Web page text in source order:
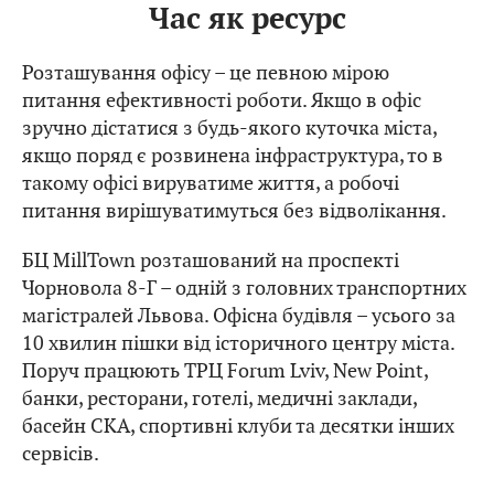
Час як ресурс
Розташування офісу – це певною мірою
питання ефективності роботи. Якщо в офіс
зручно дістатися з будь-якого куточка міста,
якщо поряд є розвинена інфраструктура, то в
такому офісі вируватиме життя, а робочі
питання вирішуватимуться без відволікання.
БЦ MillTown розташований на проспекті
Чорновола 8-Г – одній з головних транспортних
магістралей Львова. Офісна будівля – усього за
10 хвилин пішки від історичного центру міста.
Поруч працюють ТРЦ Forum Lviv, New Point,
банки, ресторани, готелі, медичні заклади,
басейн СКА, спортивні клуби та десятки інших
сервісів.